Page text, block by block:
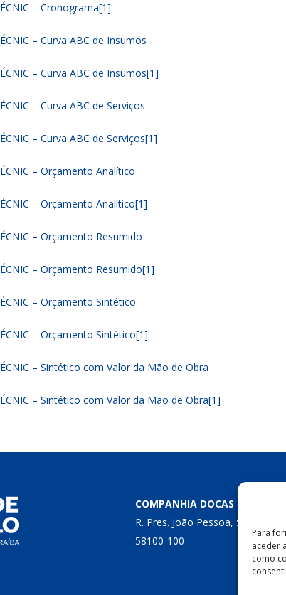
Para
aceder
como
– Cronograma[1]
– Curva ABC de Insumos
– Curva ABC de Insumos[1]
– Curva ABC de Serviços
– Curva ABC de Serviços[1]
– Orçamento Analítico
– Orçamento Analítico[1]
– Orçamento Resumido
– Orçamento Resumido[1]
– Orçamento Sintético
– Orçamento Sintético[1]
– Sintético com Valor da Mão de Obra
– Sintético com Valor da Mão de Obra[1]
COMPANHIA DOCAS DA
R. Pres. João Pessoa, S/N –
58100-100